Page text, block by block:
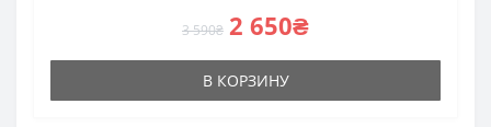
3 590₴ 2 650₴
В КОРЗИНУ